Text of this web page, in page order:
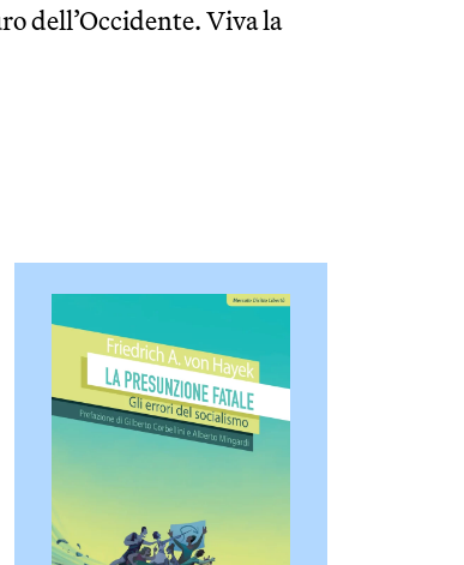
dell’Occidente. Viva la